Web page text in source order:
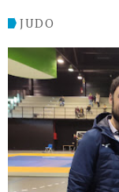
JUDO